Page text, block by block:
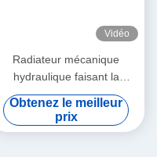
Vidéo
Radiateur mécanique
hydraulique faisant la
machine pour le diamètre en
aluminium du tuyau 8mm
Obtenez le meilleur
prix